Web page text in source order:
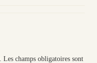
Les champs obligatoires sont